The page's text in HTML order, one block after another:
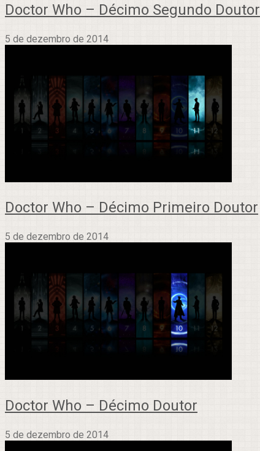
Doctor Who – Décimo Segundo Doutor
5 de dezembro de 2014
Doctor Who – Décimo Primeiro Doutor
5 de dezembro de 2014
Doctor Who – Décimo Doutor
5 de dezembro de 2014